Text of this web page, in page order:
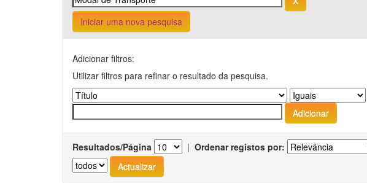
Iniciar uma nova pesquisa
Adicionar filtros:
Utilizar filtros para refinar o resultado da pesquisa.
Resultados/Página | Ordenar registos por: